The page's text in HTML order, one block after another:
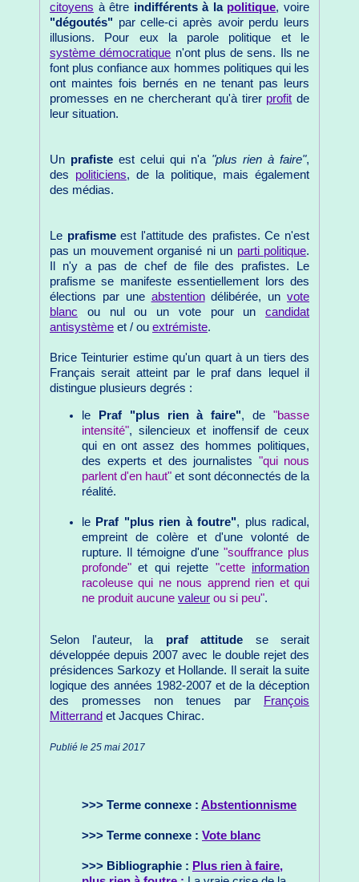
citoyens à être indifférents à la politique, voire
"dégoutés" par celle-ci après avoir perdu leurs
illusions. Pour eux la parole politique et le
système démocratique n'ont plus de sens. Ils ne
font plus confiance aux hommes politiques qui les
ont maintes fois bernés en ne tenant pas leurs
promesses en ne chercherant qu'à tirer profit de
leur situation.
Un prafiste est celui qui n'a "plus rien à faire",
des politiciens, de la politique, mais également
des médias.
Le prafismeest l'attitude des prafistes. Ce n'est
pas un mouvement organisé ni un parti politique.
Il n'y a pas de chef de file des prafistes. Le
prafisme se manifeste essentiellement lors des
élections par une abstentiondélibérée, un vote
blanc ou nul ou un vote pour un candidat
antisystème et / ou extrémiste.
Brice Teinturier estime qu'un quart à un tiers des
Français serait atteint par le praf dans lequel il
distingue plusieurs degrés :
le Praf "plus rien à faire", de"basse
intensité", silencieux et inoffensif de ceux
qui en ont assez des hommes politiques,
des experts et des journalistes "qui nous
parlent d'en haut" et sont déconnectés de la
réalité.
le Praf "plus rien à foutre", plus radical,
empreint de colère et d'une volonté de
rupture. Il témoigne d'une "souffrance plus
profonde" et qui rejette "cette information
racoleuse qui ne nous apprend rien et qui
ne produit aucune valeur ou si peu".
Selon l'auteur, la praf attitude se serait
développée depuis 2007 avec le double rejet des
présidences Sarkozy et Hollande. Il serait la suite
logique des années 1982-2007 et de la déception
des promesses non tenues par
François
Mitterrand et Jacques Chirac.
Publié le 25 mai 2017
>>> Terme connexe : Abstentionnisme
>>> Terme connexe : Vote blanc
>>> Bibliographie : Plus rien à faire,